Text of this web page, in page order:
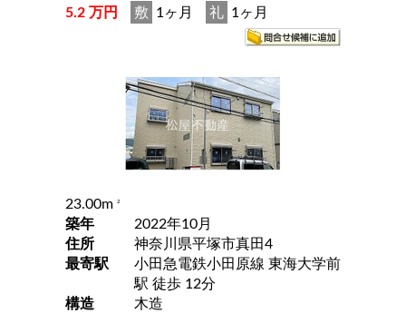
5.2 万円 敷 1ヶ月 礼 1ヶ月
23.00m 2
築年
2022年10月
住所
神奈川県平塚市真田4
最寄駅
小田急電鉄小田原線 東海大学前
駅 徒歩 12分
構造
木造